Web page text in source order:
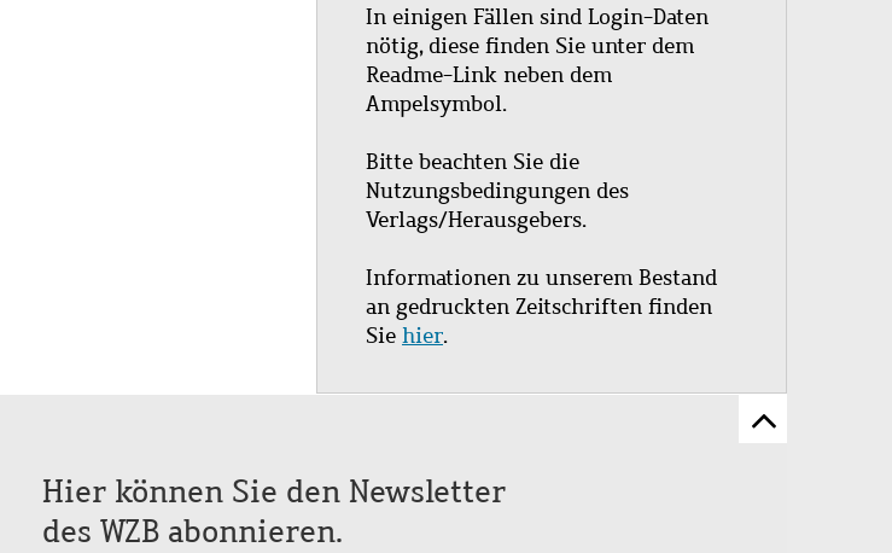
In einigen Fällen sind Login-Daten
nötig, diese finden Sie unter dem
Readme-Link neben dem
Ampelsymbol.
Bitte beachten Sie die
Nutzungsbedingungen des
Verlags/Herausgebers.
Informationen zu unserem Bestand
an gedruckten Zeitschriften finden
Sie hier.
Zum
Hier können Sie den Newsletter
des WZB abonnieren.